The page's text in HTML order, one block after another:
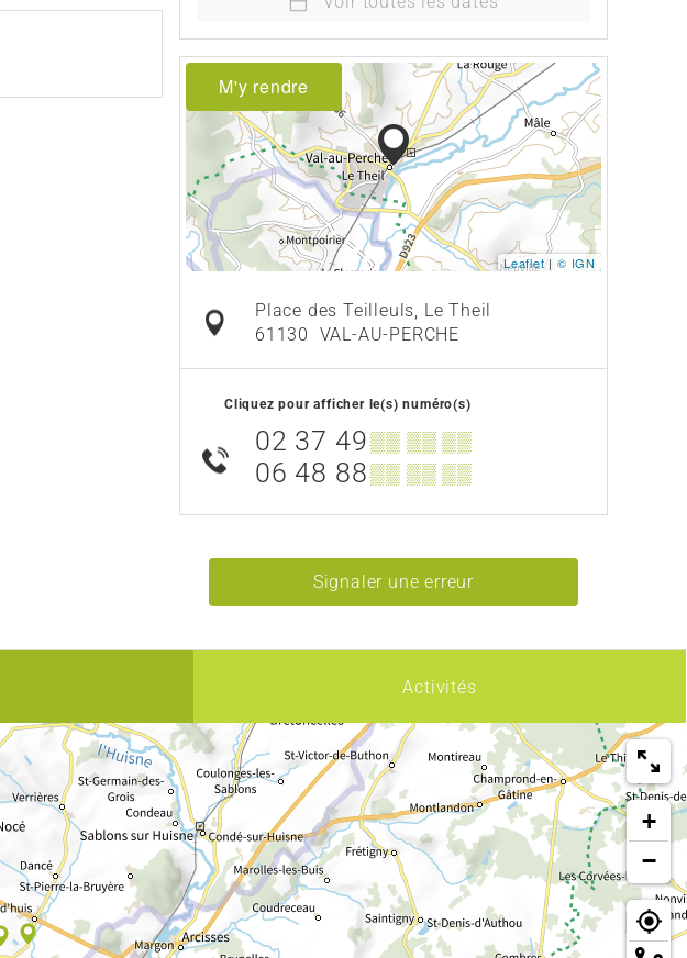
M'y rendre
Leaflet | © IGN
Place des Teilleuls, Le Theil
61130
VAL-AU-PERCHE
Cliquez pour afficher le(s) numéro(s)
02 37 49 ▒▒ ▒▒ ▒▒
06 48 88 ▒▒ ▒▒ ▒▒
Signaler une erreur
Activités
+
−